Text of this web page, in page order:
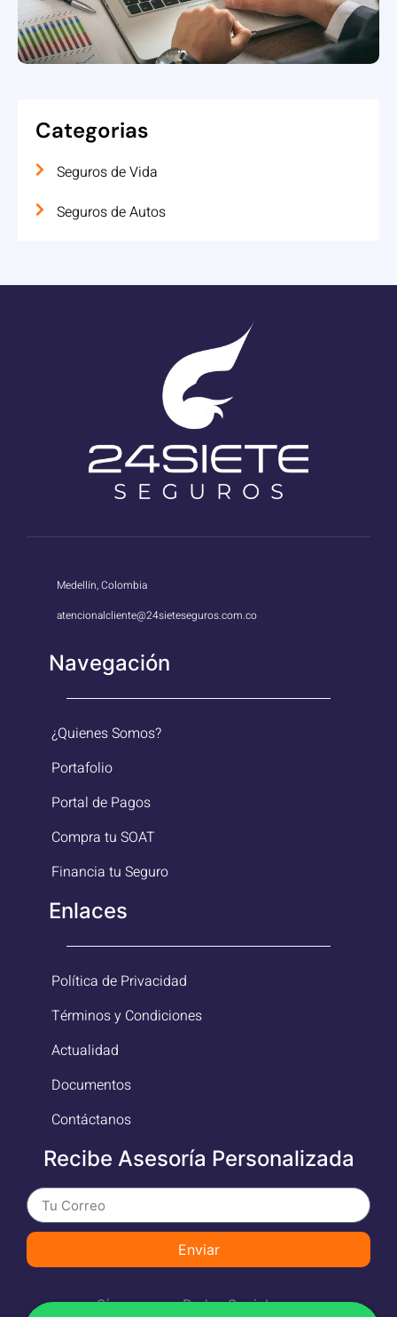
Categorias
Seguros de Vida
Seguros de Autos
Medellín, Colombia
atencionalcliente@24sieteseguros.com.co
Navegación
¿Quienes Somos?
Portafolio
Portal de Pagos
Compra tu SOAT
Financia tu Seguro
Enlaces
Política de Privacidad
Términos y Condiciones
Actualidad
Documentos
Contáctanos
Recibe Asesoría Personalizada
Enviar
Síguenos en Redes Sociales